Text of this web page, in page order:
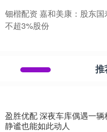
钿楷配资 嘉和美康：股东
不超3%股份
推
盈胜优配 深夜车库偶遇一
静谧也能如此动人